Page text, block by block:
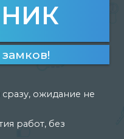
ожидание не
работ, без